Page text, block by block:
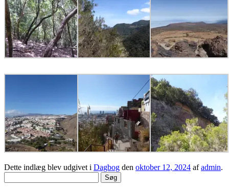
Dette indlæg blev udgivet i Dagbog den oktober 12, 2024 afadmin.
efter: